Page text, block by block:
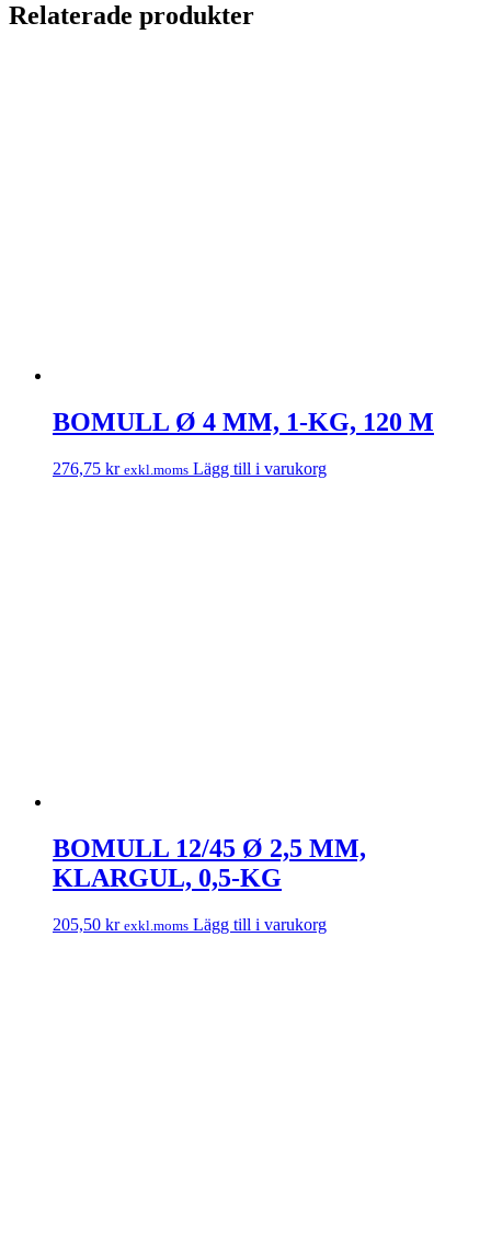
Relaterade produkter
BOMULL Ø 4 MM, 1-KG, 120 M
276,75 kr exkl.moms Lägg till i varukorg
BOMULL 12/45 Ø 2,5 MM,
KLARGUL, 0,5-KG
205,50 kr exkl.moms Lägg till i varukorg